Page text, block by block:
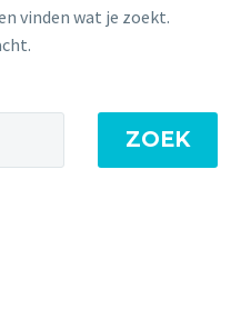
vinden wat je zoekt.
ZOEK